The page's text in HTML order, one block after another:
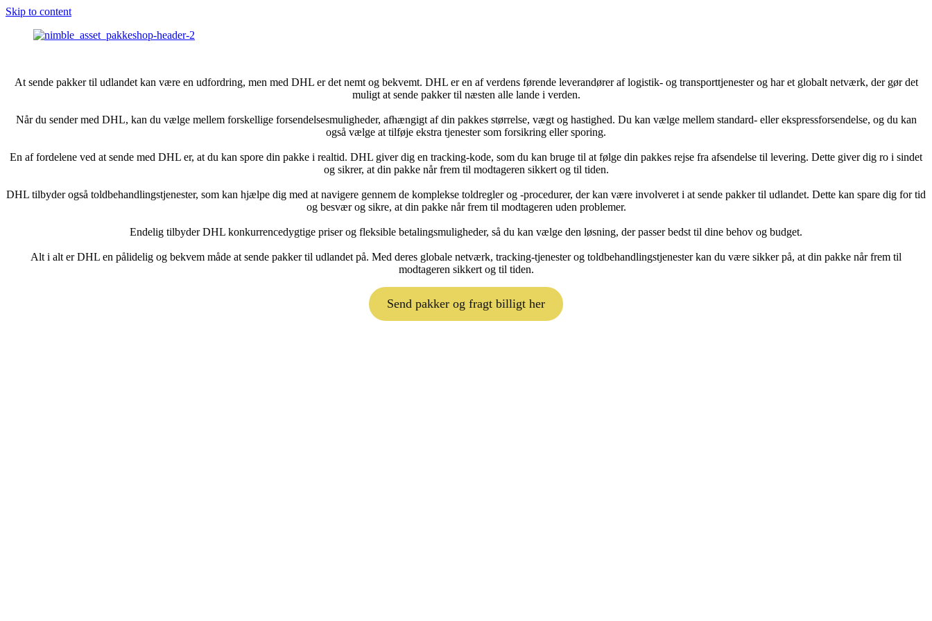
Skip to content
At sende pakker til udlandet kan være en udfordring, men med DHL er det nemt og bekvemt. DHL er en af verdens førende leverandører af logistik- og transporttjenester og har et globalt netværk, der gør det
muligt at sende pakker til næsten alle lande i verden.
Når du sender med DHL, kan du vælge mellem forskellige forsendelsesmuligheder, afhængigt af din pakkes størrelse, vægt og hastighed. Du kan vælge mellem standard- eller ekspressforsendelse, og du kan
også vælge at tilføje ekstra tjenester som forsikring eller sporing.
En af fordelene ved at sende med DHL er, at du kan spore din pakke i realtid. DHL giver dig en tracking-kode, som du kan bruge til at følge din pakkes rejse fra afsendelse til levering. Dette giver dig ro i sindet
og sikrer, at din pakke når frem til modtageren sikkert og til tiden.
DHL tilbyder også toldbehandlingstjenester, som kan hjælpe dig med at navigere gennem de komplekse toldregler og -procedurer, der kan være involveret i at sende pakker til udlandet. Dette kan spare dig for tid
og besvær og sikre, at din pakke når frem til modtageren uden problemer.
Endelig tilbyder DHL konkurrencedygtige priser og fleksible betalingsmuligheder, så du kan vælge den løsning, der passer bedst til dine behov og budget.
Alt i alt er DHL en pålidelig og bekvem måde at sende pakker til udlandet på. Med deres globale netværk, tracking-tjenester og toldbehandlingstjenester kan du være sikker på, at din pakke når frem til
modtageren sikkert og til tiden.
Send pakker og fragt billigt her